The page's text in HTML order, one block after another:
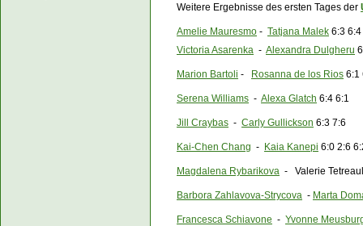
Weitere Ergebnisse des ersten Tages der
Amelie Mauresmo - Tatjana Malek 6:3 6:4
Victoria Asarenka - Alexandra Dulgheru
Marion Bartoli - Rosanna de los Rios 6:1
Serena Williams - Alexa Glatch 6:4 6:1
Jill Craybas - Carly Gullickson 6:3 7:6
Kai-Chen Chang - Kaia Kanepi 6:0 2:6
Magdalena Rybarikova - Valerie
Barbora Zahlavova-Strycova - Marta
Francesca Schiavone - Yvonne